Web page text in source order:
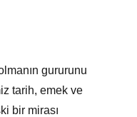
gururunu
tarih, emek ve
bir mirası